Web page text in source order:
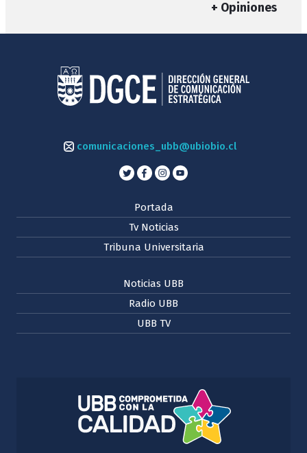
+ Opiniones
comunicaciones_ubb@ubiobio.cl
Portada
Tv Noticias
Tribuna Universitaria
Noticias UBB
Radio UBB
UBB TV